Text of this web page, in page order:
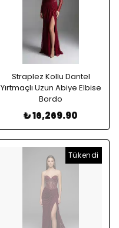
Straplez Kollu Dantel
Yırtmaçlı Uzun Abiye Elbise
Bordo
₺ 16,269.90
Tükendi